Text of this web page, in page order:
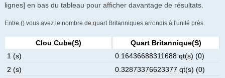
lignes] en bas du tableau pour afficher davantage de résultats.
Entre () vous avez le nombre de quart Britanniques arrondis à l'unité près.
Clou Cube(s)
Quart Britannique(s)
1 (s)
0.16436688311688 qt(s) (0)
2 (s)
0.32873376623377 qt(s) (0)